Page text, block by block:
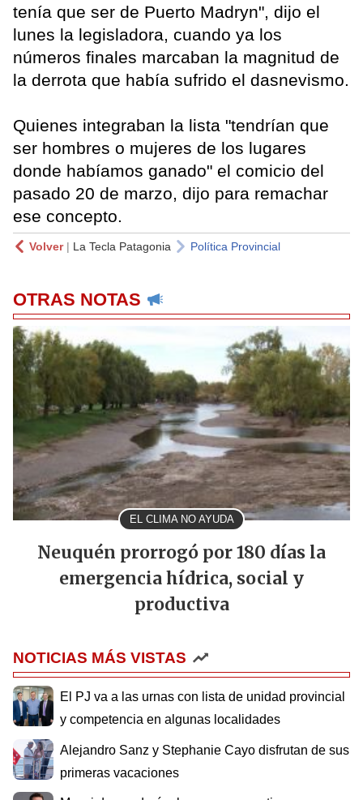
tenía que ser de Puerto Madryn", dijo el
lunes la legisladora, cuando ya los
números finales marcaban la magnitud de
la derrota que había sufrido el dasnevismo.
Quienes integraban la lista "tendrían que
ser hombres o mujeres de los lugares
donde habíamos ganado" el comicio del
pasado 20 de marzo, dijo para remachar
ese concepto.
Volver| La Tecla Patagonia Política Provincial
OTRAS NOTAS
EL CLIMA NO AYUDA
Neuquén prorrogó por 180 días la
emergencia hídrica, social y
productiva
NOTICIAS MÁS VISTAS
El PJ va a las urnas con lista de unidad provincial
y competencia en algunas localidades
Alejandro Sanz y Stephanie Cayo disfrutan de sus
primeras vacaciones